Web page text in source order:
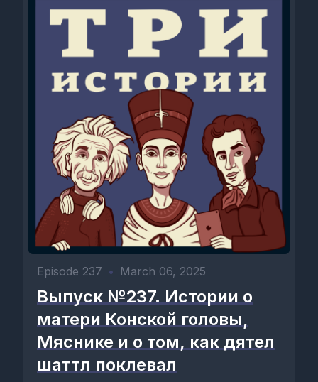
Episode 237 • March 06, 2025
Выпуск №237. Истории о
матери Конской головы,
Мяснике и о том, как дятел
шаттл поклевал